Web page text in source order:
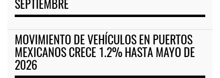
SEPTIEMBRE
MOVIMIENTO DE VEHÍCULOS EN PUERTOS
MEXICANOS CRECE 1.2% HASTA MAYO DE
2026